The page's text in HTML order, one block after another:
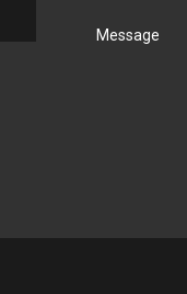
Message